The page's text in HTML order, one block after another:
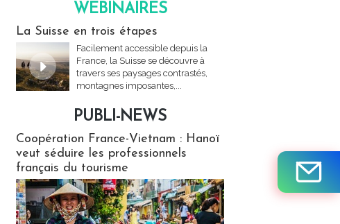
WEBINAIRES
La Suisse en trois étapes
Facilement accessible depuis la
France, la Suisse se découvre à
travers ses paysages contrastés,
montagnes imposantes,...
PUBLI-NEWS
Coopération France-Vietnam : Hanoï
veut séduire les professionnels
français du tourisme